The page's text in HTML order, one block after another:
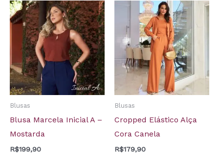
Blusas
Blusa Marcela Inicial A –
Mostarda
R$199,90
Blusas
Cropped Elástico Alça
Cora Canela
R$179,90